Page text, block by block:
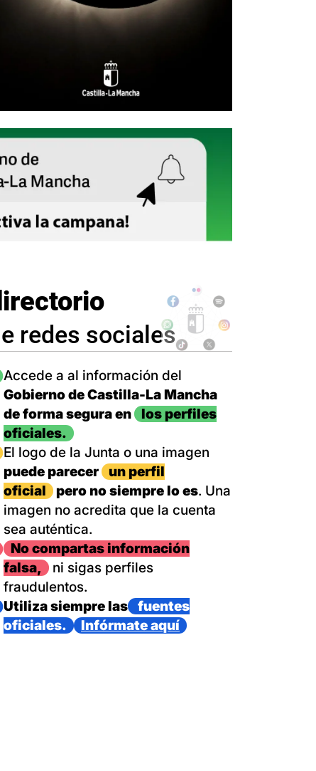
redes sociales
Accede a al información del
Gobierno de Castilla-La Mancha
de forma segura en
los perfiles
oficiales.
El logo de la Junta o una imagen
puede parecer
un perfil
oficial
pero no siempre lo es. Una
imagen no acredita que la cuenta
sea auténtica.
No compartas información
falsa,
ni sigas perfiles
fraudulentos.
Utiliza siempre las
fuentes
oficiales.
Infórmate aquí